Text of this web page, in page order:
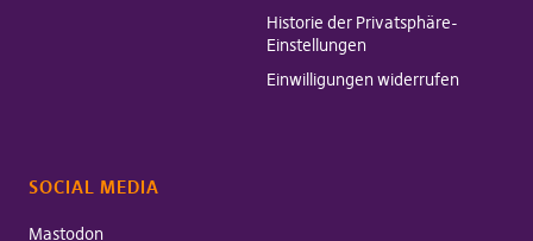
Historie der Privatsphäre-
Einstellungen
Einwilligungen widerrufen
SOCIAL MEDIA
Mastodon